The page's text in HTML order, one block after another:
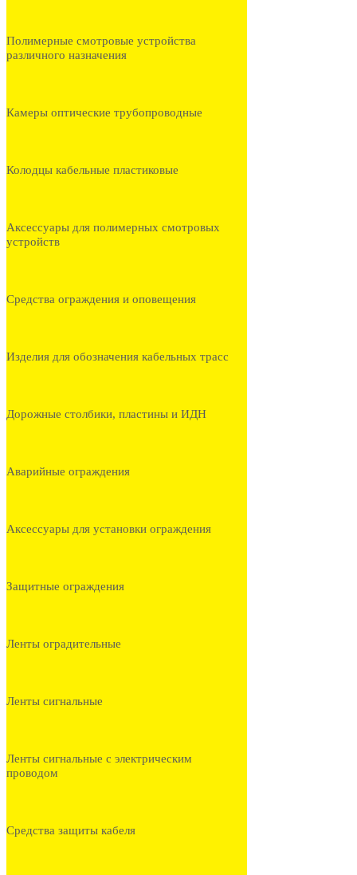
Полимерные смотровые устройства
различного назначения
Камеры оптические трубопроводные
Колодцы кабельные пластиковые
Аксессуары для полимерных смотровых
устройств
Средства ограждения и оповещения
Изделия для обозначения кабельных трасс
Дорожные столбики, пластины и ИДН
Аварийные ограждения
Аксессуары для установки ограждения
Защитные ограждения
Ленты оградительные
Ленты сигнальные
Ленты сигнальные с электрическим
проводом
Средства защиты кабеля